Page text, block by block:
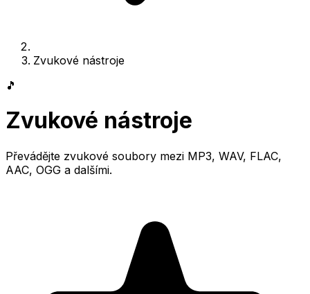
Zvukové nástroje
🎵
Zvukové nástroje
Převádějte zvukové soubory mezi MP3, WAV, FLAC,
AAC, OGG a dalšími.